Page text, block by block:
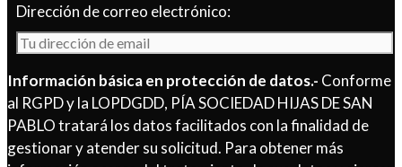
Dirección de correo electrónico:
Información básica en protección de datos.- Conforme
al RGPD y la LOPDGDD, PÍA SOCIEDAD HIJAS DE SAN
PABLO tratará los datos facilitados con la finalidad de
gestionar y atender su solicitud. Para obtener más